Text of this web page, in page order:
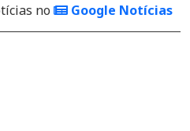
no
Google Notícias